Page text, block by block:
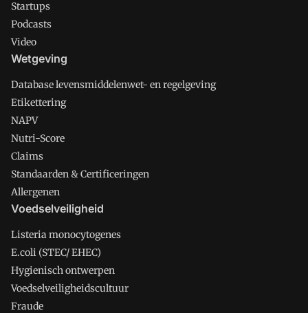
Startups
Podcasts
Video
Wetgeving
Database levensmiddelenwet- en regelgeving
Etikettering
NAPV
Nutri-Score
Claims
Standaarden & Certificeringen
Allergenen
Voedselveiligheid
Listeria monocytogenes
E.coli (STEC/ EHEC)
Hygienisch ontwerpen
Voedselveiligheidscultuur
Fraude